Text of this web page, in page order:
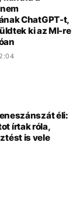
ChatGPT-t,
ki az MI-re
éli:
írtak róla,
is vele